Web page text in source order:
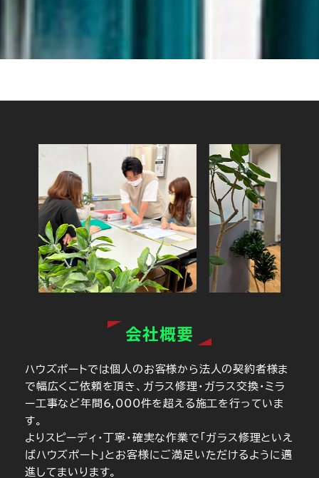
会社概要
ハウズポートでは個人のお客様から法人の契約者様ま
で幅広くご依頼を頂き、ガラス修理・ガラス交換・ミラ
ー工事など年間6,000件を超える施工を行っていま
す。
よりスピーディ・丁寧・確実な作業で「ガラス修理といえ
ばハウズポート」とお客様にご満足いただけるように邁
進してまいります。